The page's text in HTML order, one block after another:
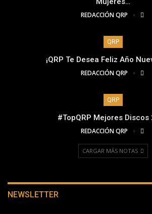
REDACCIÓN QRP
QRP
¡QRP Te Desea Feliz Año
REDACCIÓN QRP
QRP
#TopQRP Mejores Discos
REDACCIÓN QRP
CARGAR MÁS NOTAS
NEWSLETTER